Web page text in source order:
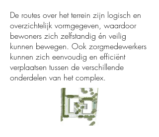
De routes over het terrein zijn logisch en
overzichtelijk vormgegeven, waardoor
bewoners zich zelfstandig én veilig
kunnen bewegen. Ook zorgmedewerkers
kunnen zich eenvoudig en efficiënt
verplaatsen tussen de verschillende
onderdelen van het complex.